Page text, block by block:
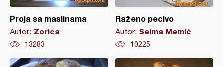
Proja sa maslinama
Autor: Zorica
13283
Raženo pecivo
Autor: Selma Memić
10225